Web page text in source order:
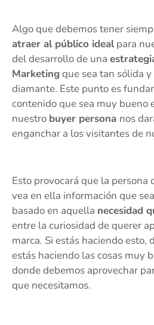
Algo que debemos tener
atraer al público idealpara
del desarrollo de una
Marketingque sea tan sólida
diamante. Este punto es
contenido que sea muy bueno
nuestro buyer persona nos
enganchar a los visitantes de
Esto provocará que la persona
vea en ella información que
basado en aquella necesidad
entre la curiosidad de querer
marca. Si estás haciendo esto,
estás haciendo las cosas muy
donde debemos aprovechar
que necesitamos.